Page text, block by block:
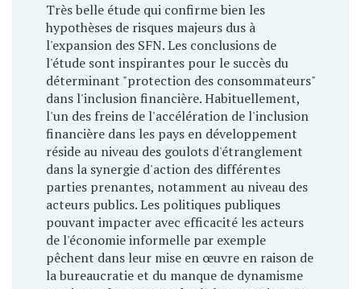
Très belle étude qui confirme bien les
hypothèses de risques majeurs dus à
l'expansion des SFN. Les conclusions de
l'étude sont inspirantes pour le succès du
déterminant "protection des consommateurs"
dans l'inclusion financière. Habituellement,
l'un des freins de l'accélération de l'inclusion
financière dans les pays en développement
réside au niveau des goulots d'étranglement
dans la synergie d'action des différentes
parties prenantes, notamment au niveau des
acteurs publics. Les politiques publiques
pouvant impacter avec efficacité les acteurs
de l'économie informelle par exemple
pêchent dans leur mise en œuvre en raison de
la bureaucratie et du manque de dynamisme